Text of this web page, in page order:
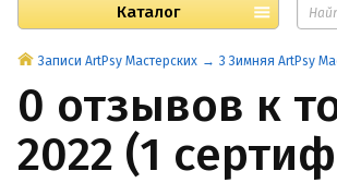
Каталог
Записи ArtPsy Мастерских 3 Зимняя ArtPsy
0 отзывов к
2022 (1